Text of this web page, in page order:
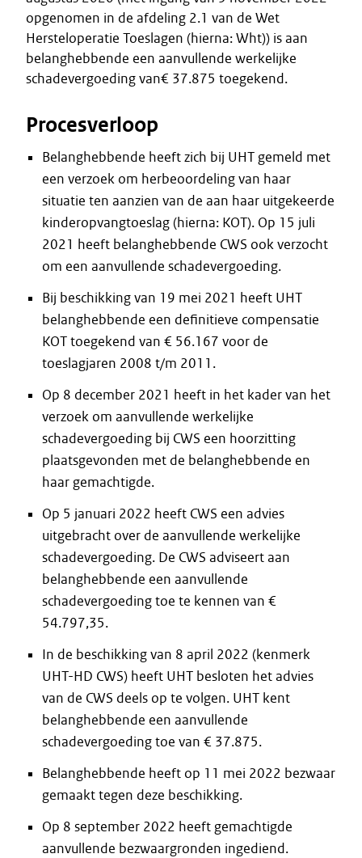
opgenomen in de afdeling 2.1 van de Wet
Hersteloperatie Toeslagen (hierna: Wht)) is aan
belanghebbende een aanvullende werkelijke
schadevergoeding van€ 37.875 toegekend.
Procesverloop
Belanghebbende heeft zich bij UHT gemeld met
een verzoek om herbeoordeling van haar
situatie ten aanzien van de aan haar uitgekeerde
kinderopvangtoeslag (hierna: KOT). Op 15 juli
2021 heeft belanghebbende CWS ook verzocht
om een aanvullende schadevergoeding.
Bij beschikking van 19 mei 2021 heeft UHT
belanghebbende een definitieve compensatie
KOT toegekend van € 56.167 voor de
toeslagjaren 2008 t/m 2011.
Op 8 december 2021 heeft in het kader van het
verzoek om aanvullende werkelijke
schadevergoeding bij CWS een hoorzitting
plaatsgevonden met de belanghebbende en
haar gemachtigde.
Op 5 januari 2022 heeft CWS een advies
uitgebracht over de aanvullende werkelijke
schadevergoeding. De CWS adviseert aan
belanghebbende een aanvullende
schadevergoeding toe te kennen van €
54.797,35.
In de beschikking van 8 april 2022 (kenmerk
UHT-HD CWS) heeft UHT besloten het advies
van de CWS deels op te volgen. UHT kent
belanghebbende een aanvullende
schadevergoeding toe van € 37.875.
Belanghebbende heeft op 11 mei 2022 bezwaar
gemaakt tegen deze beschikking.
Op 8 september 2022 heeft gemachtigde
aanvullende bezwaargronden ingediend.